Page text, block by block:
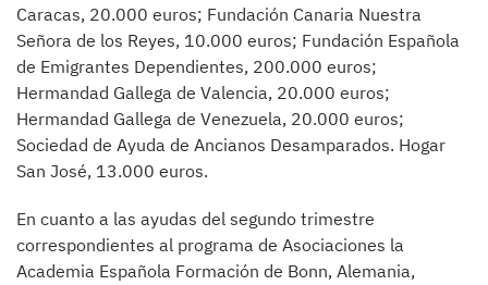
Caracas, 20.000 euros; Fundación Canaria Nuestra
Señora de los Reyes, 10.000 euros; Fundación Española
de Emigrantes Dependientes, 200.000 euros;
Hermandad Gallega de Valencia, 20.000 euros;
Hermandad Gallega de Venezuela, 20.000 euros;
Sociedad de Ayuda de Ancianos Desamparados. Hogar
San José, 13.000 euros.
En cuanto a las ayudas del segundo trimestre
correspondientes al programa de Asociaciones la
Academia Española Formación de Bonn, Alemania,